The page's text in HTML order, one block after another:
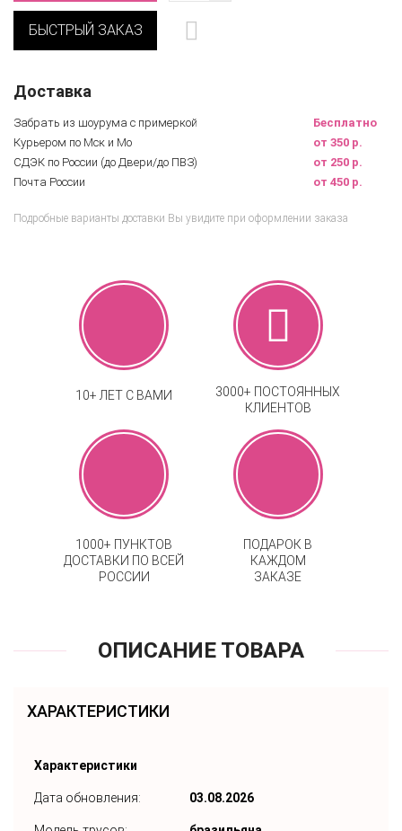
БЫСТРЫЙ ЗАКАЗ
Доставка
Забрать из шоурума с примеркой
Бесплатно
Курьером по Мск и Мо
от 350 р.
СДЭК по России (до Двери/до ПВЗ)
от 250 р.
Почта России
от 450 р.
Подробные варианты доставки Вы увидите при оформлении заказа
10+ ЛЕТ С ВАМИ
3000+ ПОСТОЯННЫХ
КЛИЕНТОВ
1000+ ПУНКТОВ
ДОСТАВКИ ПО ВСЕЙ
РОССИИ
ПОДАРОК В
КАЖДОМ
ЗАКАЗЕ
ОПИСАНИЕ ТОВАРА
ХАРАКТЕРИСТИКИ
Характеристики
Дата обновления: 03.08.2026